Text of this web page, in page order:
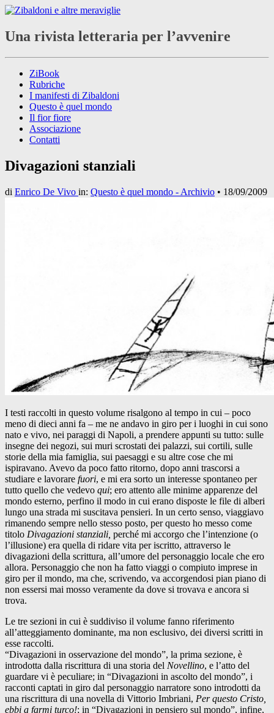
Una rivista letteraria per l’avvenire
ZiBook
Rubriche
I manifesti di Zibaldoni
Questo è quel mondo
Il fior fiore
Associazione
Contatti
Divagazioni stanziali
di Enrico De Vivo in: Questo è quel mondo - Archivio • 18/09/2009
I testi raccolti in questo volume risalgono al tempo in cui – poco
meno di dieci anni fa – me ne andavo in giro per i luoghi in cui sono
nato e vivo, nei paraggi di Napoli, a prendere appunti su tutto: sulle
insegne dei negozi, sui muri scrostati dei palazzi, sui cortili, sulle
storie della mia famiglia, sui paesaggi e su altre cose che mi
ispiravano. Avevo da poco fatto ritorno, dopo anni trascorsi a
studiare e lavorare fuori, e mi era sorto un interesse spontaneo per
tutto quello che vedevo qui; ero attento alle minime apparenze del
mondo esterno, perfino il modo in cui erano disposte le file di alberi
lungo una strada mi suscitava pensieri. In un certo senso, viaggiavo
rimanendo sempre nello stesso posto, per questo ho messo come
titolo Divagazioni stanziali perché mi accorgo che l’intenzione (o
l’illusione) era quella di ridare vita per iscritto, attraverso le
divagazioni della scrittura, all’umore del personaggio locale che ero
allora. Personaggio che non ha fatto viaggi o compiuto imprese in
giro per il mondo, ma che, scrivendo, va accorgendosi pian piano di
non essersi mai mosso veramente da dove si trovava e ancora si
trova.
Le tre sezioni in cui è suddiviso il volume fanno riferimento
all’atteggiamento dominante, ma non esclusivo, dei diversi scritti in
esse raccolti.
“Divagazioni in osservazione del mondo”, la prima sezione, è
introdotta dalla riscrittura di una storia del Novellino, e l’atto del
guardare vi è peculiare; in “Divagazioni in ascolto del mondo”, i
racconti captati in giro dal personaggio narratore sono introdotti da
una riscrittura di una novella di Vittorio Imbriani, Per questo Cristo,
ebbi a farmi turco!; in “Divagazioni in pensiero sul mondo”, infine,